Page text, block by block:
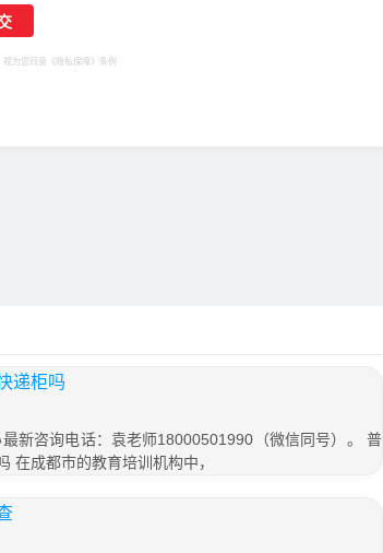
视为您同意 《隐私保障》 条例
递柜吗
新咨询电话：袁老师18000501990（微信同号）。 普
在成都市的教育培训机构中，